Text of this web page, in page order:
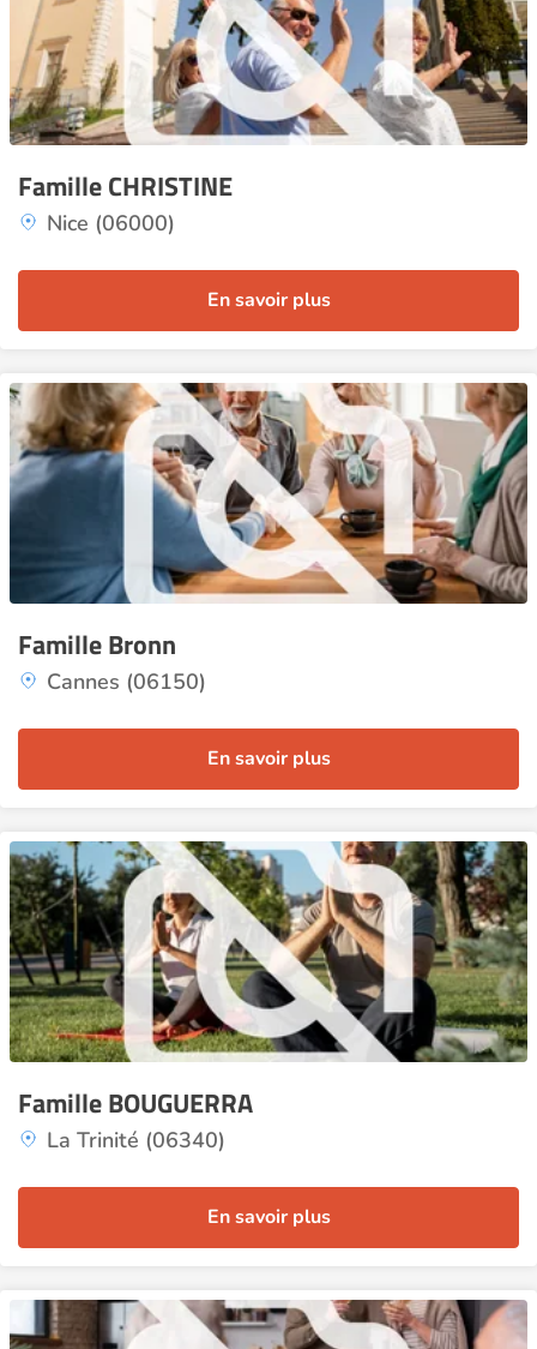
Famille CHRISTINE
Nice (06000)
En savoir plus
Famille Bronn
Cannes (06150)
En savoir plus
Famille BOUGUERRA
La Trinité (06340)
En savoir plus